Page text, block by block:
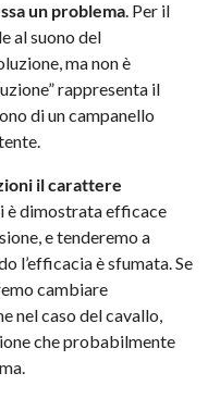
un problema . Per il
al suono del
ma non è
rappresenta il
di un campanello
il carattere
è dimostrata efficace
e tenderemo a
l’efficacia è sfumata. Se
cambiare
nel caso del cavallo,
che probabilmente